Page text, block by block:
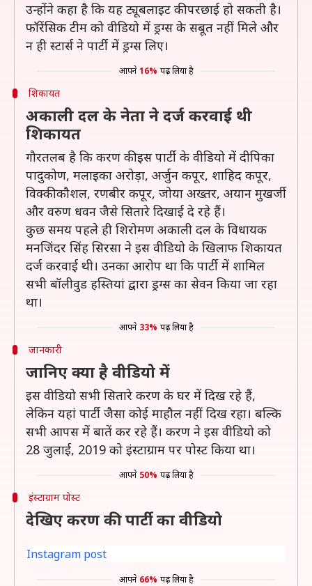
उन्होंने कहा है कि यह ट्यूबलाइट की परछाई हो सकती है।
फॉरेंसिक टीम को वीडियो में ड्रग्स के सबूत नहीं मिले और
न ही स्टार्स ने पार्टी में ड्रग्स लिए।
आपने 16% पढ़ लिया है
शिकायत
अकाली दल के नेता ने दर्ज करवाई थी
शिकायत
गौरतलब है कि करण की इस पार्टी के वीडियो में दीपिका
पादुकोण, मलाइका अरोड़ा, अर्जुन कपूर, शाहिद कपूर,
विक्की कौशल, रणबीर कपूर, जोया अख्तर, अयान मुखर्जी
और वरुण धवन जैसे सितारे दिखाई दे रहे हैं।
कुछ समय पहले ही शिरोमण अकाली दल के विधायक
मनजिंदर सिंह सिरसा ने इस वीडियो के खिलाफ शिकायत
दर्ज करवाई थी। उनका आरोप था कि पार्टी में शामिल
सभी बॉलीवुड हस्तियां द्वारा ड्रग्स का सेवन किया जा रहा
था।
आपने 33% पढ़ लिया है
जानकारी
जानिए क्या है वीडियो में
इस वीडियो सभी सितारे करण के घर में दिख रहे हैं,
लेकिन यहां पार्टी जैसा कोई माहौल नहीं दिख रहा। बल्कि
सभी आपस में बातें कर रहे हैं। करण ने इस वीडियो को
28 जुलाई, 2019 को इंस्टाग्राम पर पोस्ट किया था।
आपने 50% पढ़ लिया है
इंस्टाग्राम पोस्ट
देखिए करण की पार्टी का वीडियो
Instagram post
आपने 66% पढ़ लिया है